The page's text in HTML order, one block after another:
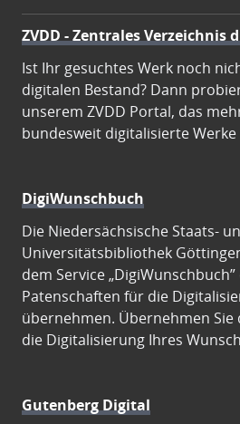
ZVDD - Zentrales
Ist Ihr gesuchtes Werk noch
digitalen Bestand? Dann
unserem ZVDD Portal, das
bundesweit digitalisierte Werke
DigiWunschbuch
Die Niedersächsische Staats-
Universitätsbibliothek
dem Service
Patenschaften für die
übernehmen. Übernehmen
die Digitalisierung Ihres
Gutenberg Digital